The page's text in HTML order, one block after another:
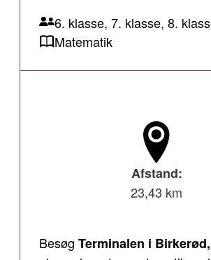
6. klasse, 7. klasse, 8.
Matematik
Afstand:
23,43 km
Besøg Terminalen i Birkerød,